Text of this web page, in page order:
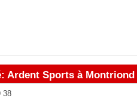
Ardent Sports à Montriond
38